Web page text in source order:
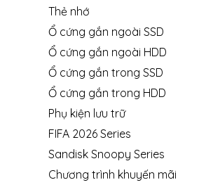
Thẻ nhớ
Ổ cứng gắn ngoài SSD
Ổ cứng gắn ngoài HDD
Ổ cứng gắn trong SSD
Ổ cứng gắn trong HDD
Phụ kiện lưu trữ
FIFA 2026 Series
Sandisk Snoopy Series
Chương trình khuyến mãi